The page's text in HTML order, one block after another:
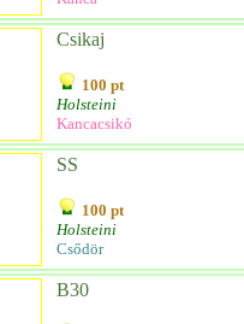
Csikaj
100 pt
Holsteini
Kancacsikó
SS
100 pt
Holsteini
Csődör
B30